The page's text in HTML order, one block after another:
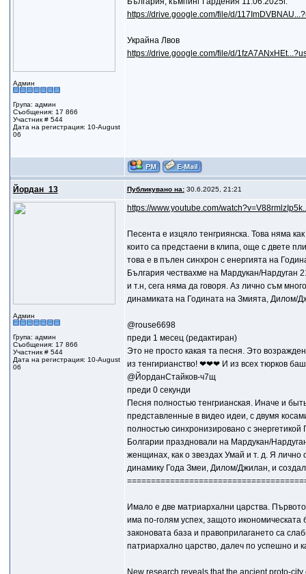
Админ
Група: админ
Съобщения: 17 866
Участник # 544
Дата на регистрация: 10-August
06
https://drive.google.com/file/d/
Украйна Лвов
https://drive.google.com/file/d/
Йордан_13 Публикувано на:30.6.2025, 21:21
Админ
Група: админ
Съобщения: 17 866
Участник # 544
Дата на регистрация: 10-August
06
https://www.youtube.com/
Песента е изцяло тенгриянска. Това няма
които са предстаени в клипа, още с двете
това е в пълен синхрон с енергията на
България чествахме на Мардукан/Нардуган
и т.н, сега няма да говоря. Аз лично съм
динамиката на Годината на Змията, Дилом/
@rouse6698
преди 1 месец (редактиран)
Это не просто какая та песня. Это
из тенгирианство! ❤❤❤ И из всех тюрков
@ЙорданСтайков-ч7щ
преди 0 секунди
Песня полностью тенгрианская. Иначе и
представленные в видео идеи, с двумя
полностью синхронизировано с
Болгарии праздновали на Мардукан/
женщинах, как о звездах Умай и т. д. Я
динамику Года Змеи, Дилом/Джилан, и
Имало е две матриархални царства.
има по-голям успех, защото икономическата
законовата база и правоприлагането са
патриархално царство, далеч по успешно и
New research reveals that the ancient proto-